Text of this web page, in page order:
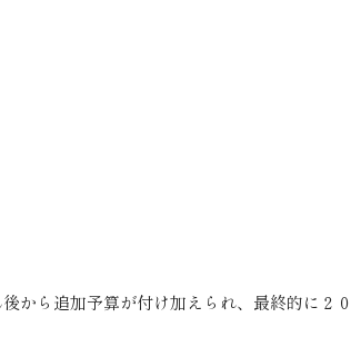
から追加予算が付け加えられ、最終的に２